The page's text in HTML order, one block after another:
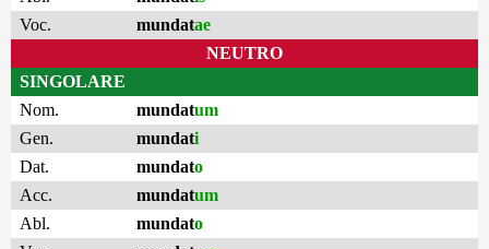
Voc.
mundatae
NEUTRO
SINGOLARE
Nom.
mundatum
Gen.
mundati
Dat.
mundato
Acc.
mundatum
Abl.
mundato